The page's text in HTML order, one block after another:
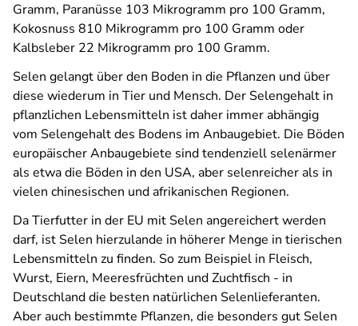
Gramm, Paranüsse 103 Mikrogramm pro 100 Gramm,
Kokosnuss 810 Mikrogramm pro 100 Gramm oder
Kalbsleber 22 Mikrogramm pro 100 Gramm.
Selen gelangt über den Boden in die Pflanzen und über
diese wiederum in Tier und Mensch. Der Selengehalt in
pflanzlichen Lebensmitteln ist daher immer abhängig
vom Selengehalt des Bodens im Anbaugebiet. Die Böden
europäischer Anbaugebiete sind tendenziell selenärmer
als etwa die Böden in den USA, aber selenreicher als in
vielen chinesischen und afrikanischen Regionen.
Da Tierfutter in der EU mit Selen angereichert werden
darf, ist Selen hierzulande in höherer Menge in tierischen
Lebensmitteln zu finden. So zum Beispiel in Fleisch,
Wurst, Eiern, Meeresfrüchten und Zuchtfisch - in
Deutschland die besten natürlichen Selenlieferanten.
Aber auch bestimmte Pflanzen, die besonders gut Selen